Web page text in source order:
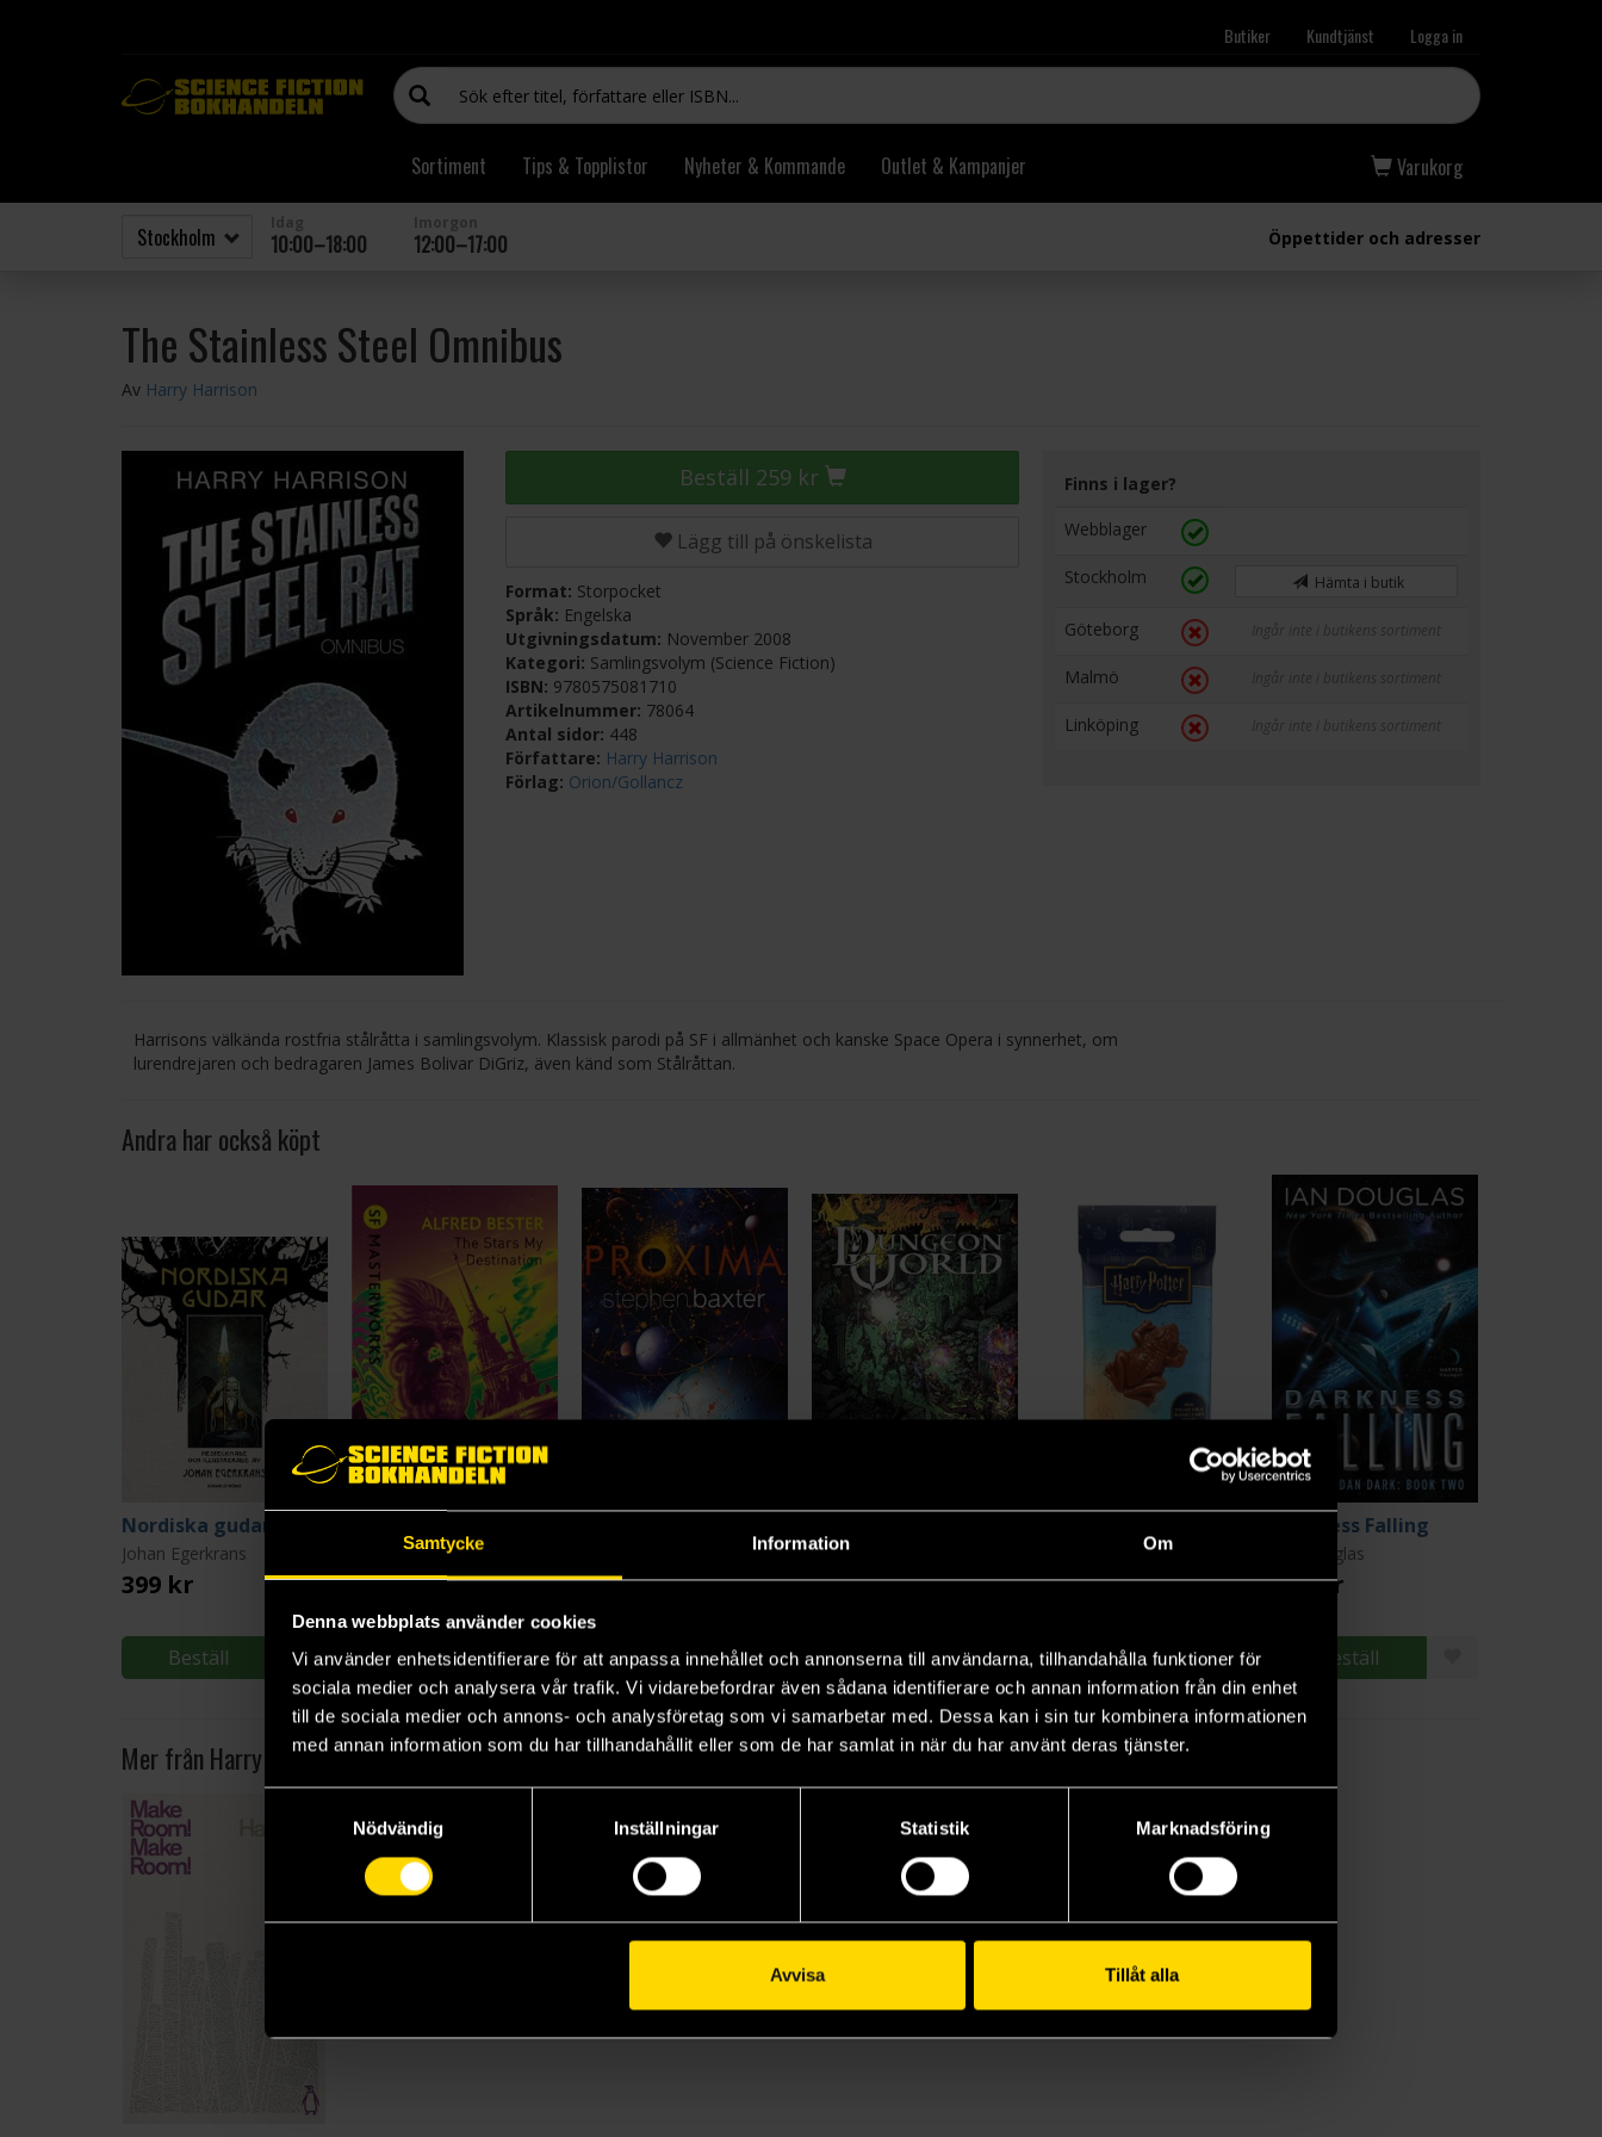
Samtycke Information Om
Denna webbplats använder cookies
Vi använder enhetsidentifierare för att anpassa innehållet och annonserna till användarna, tillhandahålla funktioner för
sociala medier och analysera vår trafik. Vi vidarebefordrar även sådana identifierare och annan information från din enhet
till de sociala medier och annons- och analysföretag som vi samarbetar med. Dessa kan i sin tur kombinera informationen
med annan information som du har tillhandahållit eller som de har samlat in när du har använt deras tjänster.
Nödvändig
Inställningar Statistik Marknadsföring
Avvisa Tillåt alla
Butiker Kundtjänst Logga in
Sortiment Tips & Topplistor Nyheter & Kommande Outlet & Kampanjer Varukorg
10:00–18:00 12:00–17:00 Öppettider och adresser
The Stainless Steel Omnibus
Av Harry Harrison
Beställ 259 kr
Lägg till på önskelista
Format: Storpocket
Språk: Engelska
Utgivningsdatum: November 2008
Kategori: Samlingsvolym (Science Fiction)
ISBN: 9780575081710
Artikelnummer: 78064
Antal sidor: 448
Författare: Harry Harrison
Förlag: Orion/Gollancz
Finns i lager?
Webblager
Stockholm Hämta i butik
Göteborg Ingår inte i butikens sortiment
Malmö Ingår inte i butikens sortiment
Linköping Ingår inte i butikens sortiment
Harrisons välkända rostfria stålråtta i samlingsvolym. Klassisk parodi på SF i allmänhet och kanske Space Opera i synnerhet, om
lurendrejaren och bedragaren James Bolivar DiGriz, även känd som Stålråttan.
Andra har också köpt
Nordiska gudar
Johan Egerkrans
399 kr
Beställ
Alfred Bester
179 kr
Beställ
179 kr
Beställ
275 kr
Beställ
89 kr
Beställ
Darkness Falling
Ian Douglas
119 kr
Beställ
Mer från Harry Harrison